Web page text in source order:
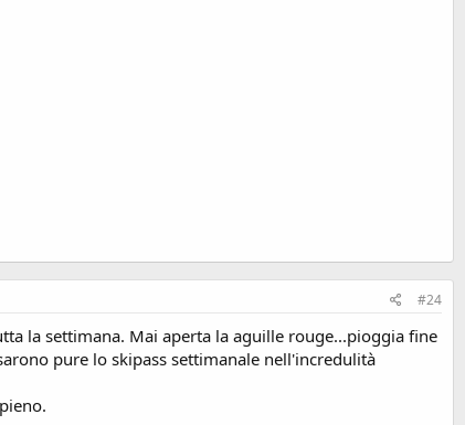
#24
la settimana. Mai aperta la aguille rouge...pioggia fine
pure lo skipass settimanale nell'incredulità